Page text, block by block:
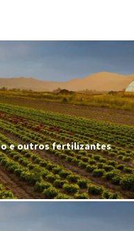
e outros fertilizantes